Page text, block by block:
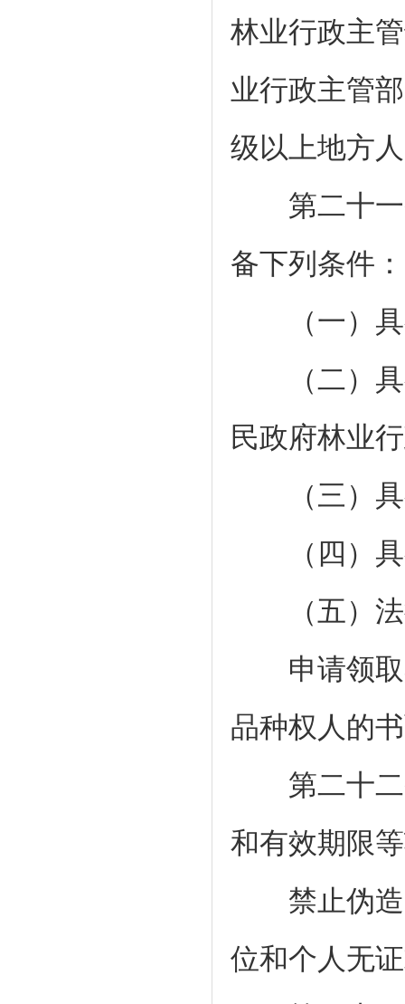
林业行政主
业行政主管
级以上地方
第二十一
备下列条件：
（一）具
（二）具
民政府林业
（三）具
（四）具
（五）法
申请领取
品种权人的
第二十二
和有效期限
禁止伪造
位和个人无